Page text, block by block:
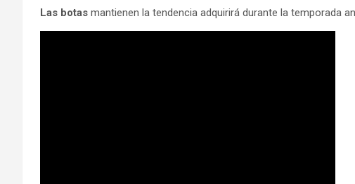
Las botasmantienen la tendencia adquirirá durante la temporada